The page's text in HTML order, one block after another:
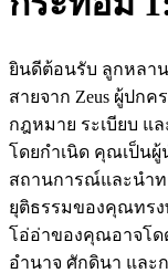
ยินดีต้อนรับ ลูกหลา
สายจาก Zeus ผู้ปก
กฎหมาย ระเบียบ แ
โดยกำเนิด คุณเป็น
สถานการณ์และนำ
ยุติธรรมของคุณทรง
โอ่อ่าของคุณอาจโ
อำนาจ ศักดินา และ